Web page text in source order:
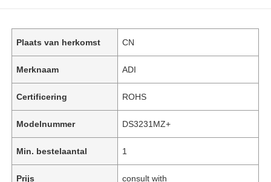
Plaats van herkomst CN
Merknaam ADI
Certificering ROHS
Modelnummer DS3231MZ+
Min. bestelaantal 1
Prijs consult with